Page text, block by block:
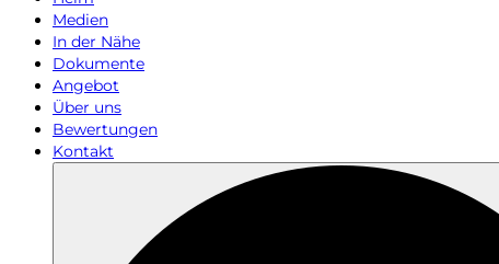
Medien
In der Nähe
Dokumente
Angebot
Über uns
Bewertungen
Kontakt